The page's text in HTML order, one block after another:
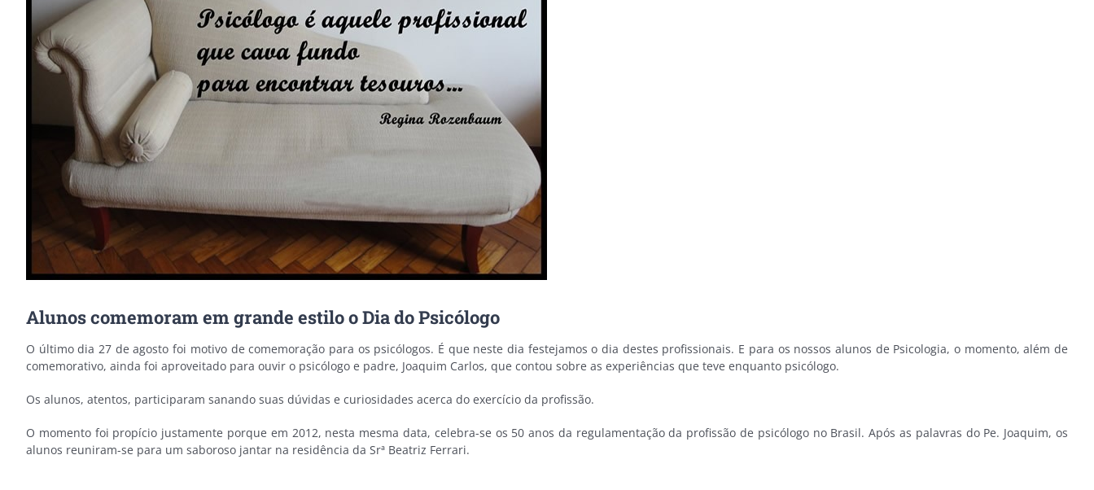
Image
Alunos comemoram em grande estilo o Dia do Psicólogo
O último dia 27 de agosto foi motivo de comemoração para os psicólogos. É que neste dia festejamos o dia destes profissionais. E para os nossos alunos de Psicologia, o momento, além de
comemorativo, ainda foi aproveitado para ouvir o psicólogo e padre, Joaquim Carlos, que contou sobre as experiências que teve enquanto psicólogo.
Os alunos, atentos, participaram sanando suas dúvidas e curiosidades acerca do exercício da profissão.
O momento foi propício justamente porque em 2012, nesta mesma data, celebra-se os 50 anos da regulamentação da profissão de psicólogo no Brasil. Após as palavras do Pe. Joaquim, os
alunos reuniram-se para um saboroso jantar na residência da Srª Beatriz Ferrari.